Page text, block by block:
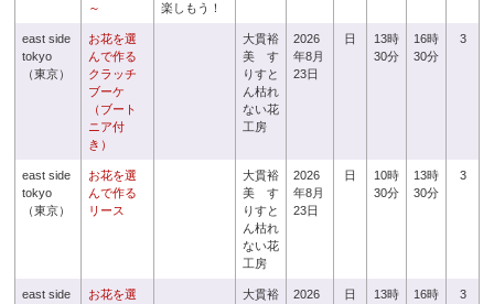
～
楽しもう！
east side
tokyo
（東京）
お花を選
んで作る
クラッチ
ブーケ
（ブート
ニア付
き）
大貫裕
美 す
りすと
ん枯れ
ない花
工房
2026
年8月
23日
日
13時
30分
16時
30分
3
east side
tokyo
（東京）
お花を選
んで作る
リース
大貫裕
美 す
りすと
ん枯れ
ない花
工房
2026
年8月
23日
日
10時
30分
13時
30分
3
east side
お花を選
大貫裕
2026
日
13時
16時
3